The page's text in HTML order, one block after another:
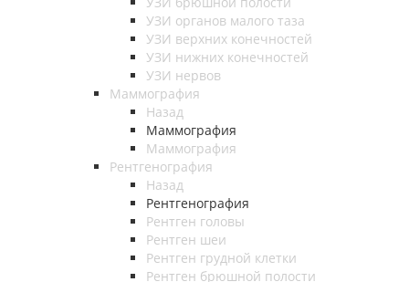
УЗИ органов малого таза
УЗИ верхних конечностей
УЗИ нижних конечностей
УЗИ нервов
Маммография
Назад
Маммография
Маммография
Рентгенография
Назад
Рентгенография
Рентген головы
Рентген шеи
Рентген грудной клетки
Рентген брюшной полости